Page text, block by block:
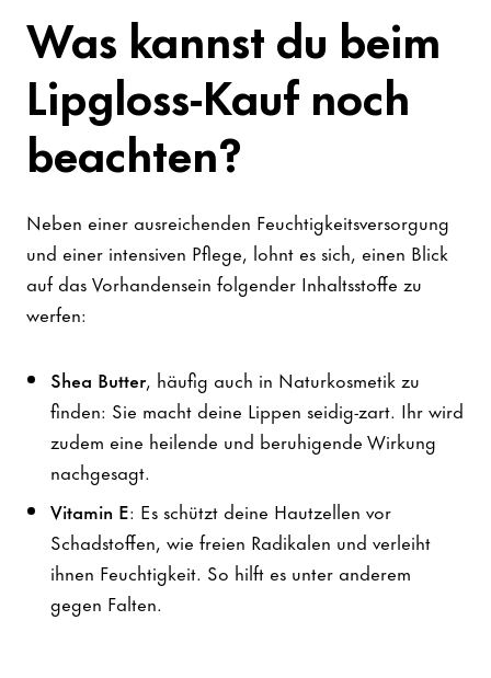
Was kannst du beim
Lipgloss-Kauf noch
beachten?
Neben einer ausreichenden Feuchtigkeitsversorgung
und einer intensiven Pflege, lohnt es sich, einen Blick
auf das Vorhandensein folgender Inhaltsstoffe zu
werfen:
Shea Butter, häufig auch in Naturkosmetik zu
finden: Sie macht deine Lippen seidig-zart. Ihr wird
zudem eine heilende und beruhigende Wirkung
nachgesagt.
Vitamin E: Es schützt deine Hautzellen vor
Schadstoffen, wie freien Radikalen und verleiht
ihnen Feuchtigkeit. So hilft es unter anderem
gegen Falten.